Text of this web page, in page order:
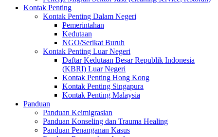
Kontak Penting
Kontak Penting Dalam Negeri
Pemerintahan
Kedutaan
NGO/Serikat Buruh
Kontak Penting Luar Negeri
Daftar Kedutaan Besar Republik Indonesia
(KBRI) Luar Negeri
Kontak Penting Hong Kong
Kontak Penting Singapura
Kontak Penting Malaysia
Panduan
Panduan Keimigrasian
Panduan Konseling dan Trauma Healing
Panduan Penanganan Kasus